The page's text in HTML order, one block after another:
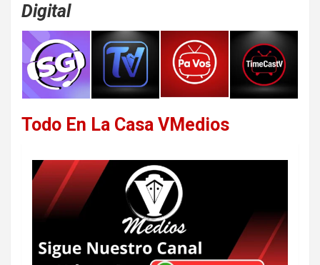
Digital
Todo En La Casa VMedios